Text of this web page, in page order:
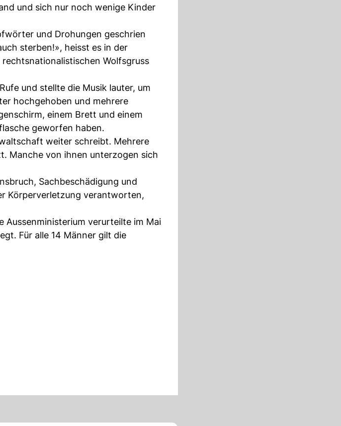
und sich nur noch wenige Kinder
und Drohungen geschrien
sterben!», heisst es in der
Wolfsgruss
und stellte die Musik lauter, um
hochgehoben und mehrere
einem Brett und einem
geworfen haben.
weiter schreibt. Mehrere
Manche von ihnen unterzogen sich
Sachbeschädigung und
Körperverletzung verantworten,
Aussenministerium verurteilte im Mai
Für alle 14 Männer gilt die